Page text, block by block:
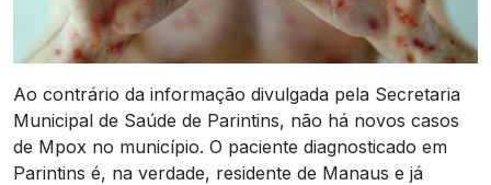
Ao contrário da informação divulgada pela Secretaria
Municipal de Saúde de Parintins, não há novos casos
de Mpox no município. O paciente diagnosticado em
Parintins é, na verdade, residente de Manaus e já